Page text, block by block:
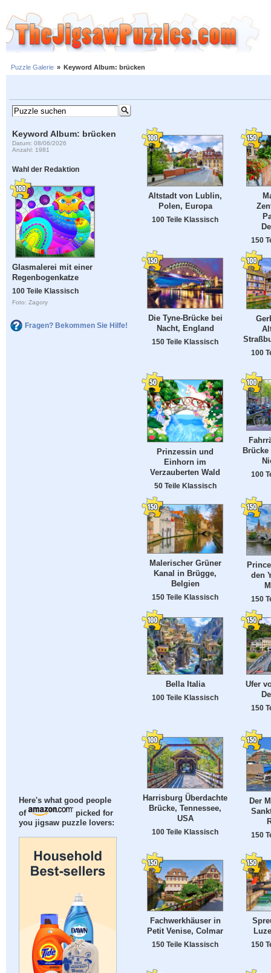
Puzzle Galerie » Keyword Album: brücken
Keyword Album: brücken
Datum: 08/06/2026
Anzahl: 1981
Wahl der Redaktion
Glasmalerei mit einer
Regenbogenkatze
100 Teile Klassisch
Foto: Zagory
Fragen? Bekommen Sie Hilfe!
Here's what good people
of
picked for
you jigsaw puzzle lovers:
Altstadt von Lublin,
Polen, Europa
100 Teile Klassisch
150
Die Tyne-Brücke bei
Nacht, England
150 Teile Klassisch
100
Prinzessin und
Einhorn im
Verzauberten Wald
50 Teile Klassisch
Brücke
100
Malerischer Grüner
Kanal in Brügge,
Belgien
150 Teile Klassisch
den
150
Bella Italia
100 Teile Klassisch
Ufer
150
Harrisburg Überdachte
Brücke, Tennessee,
USA
100 Teile Klassisch
Der
150
Fachwerkhäuser in
Petit Venise, Colmar
150 Teile Klassisch 150